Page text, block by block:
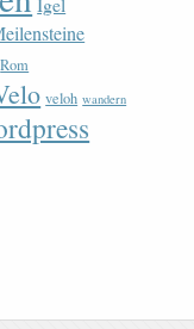
Rom
veloh wandern